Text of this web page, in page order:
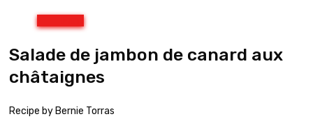
Salade de jambon de canard aux
châtaignes
Recipe by Bernie Torras